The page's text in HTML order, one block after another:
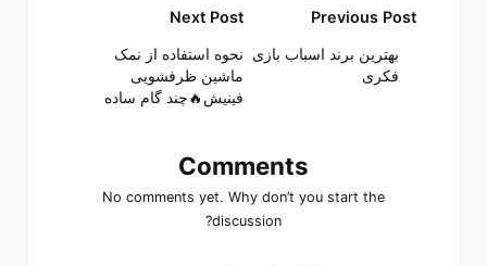
Post
navigation
Previous Post
بهترین برند اسباب بازی
فکری
Next Post
نحوه استفاده از نمک
ماشین ظرفشویی
فینیش🔥چند گام ساده
Comments
No comments yet. Why don’t you start the
discussion?